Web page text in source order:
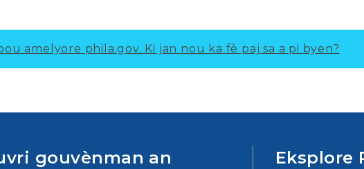
amelyore phila.gov. Ki jan nou ka fè paj sa a pi byen?
gouvènman an Eksplore